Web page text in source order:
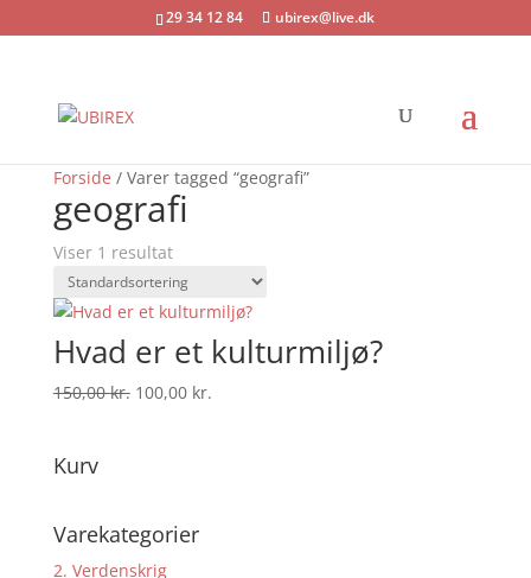
29 34 12 84 ubirex@live.dk
Forside / Varer tagged “geografi”
geografi
Viser 1 resultat
Tilbud!
Hvad er et kulturmiljø?
150,00kr. Den
100,00 kr.Den
Kurv
Varekategorier
2. Verdenskrig